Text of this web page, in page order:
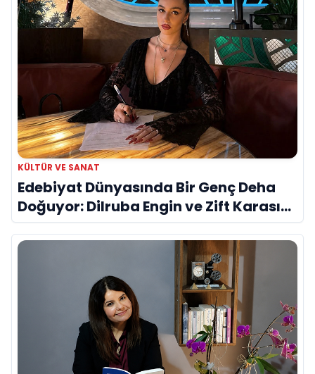
KÜLTÜR VE SANAT
Edebiyat Dünyasında Bir Genç Deha
Doğuyor: Dilruba Engin ve Zift Karası
Evreni ‘AVENOİR’